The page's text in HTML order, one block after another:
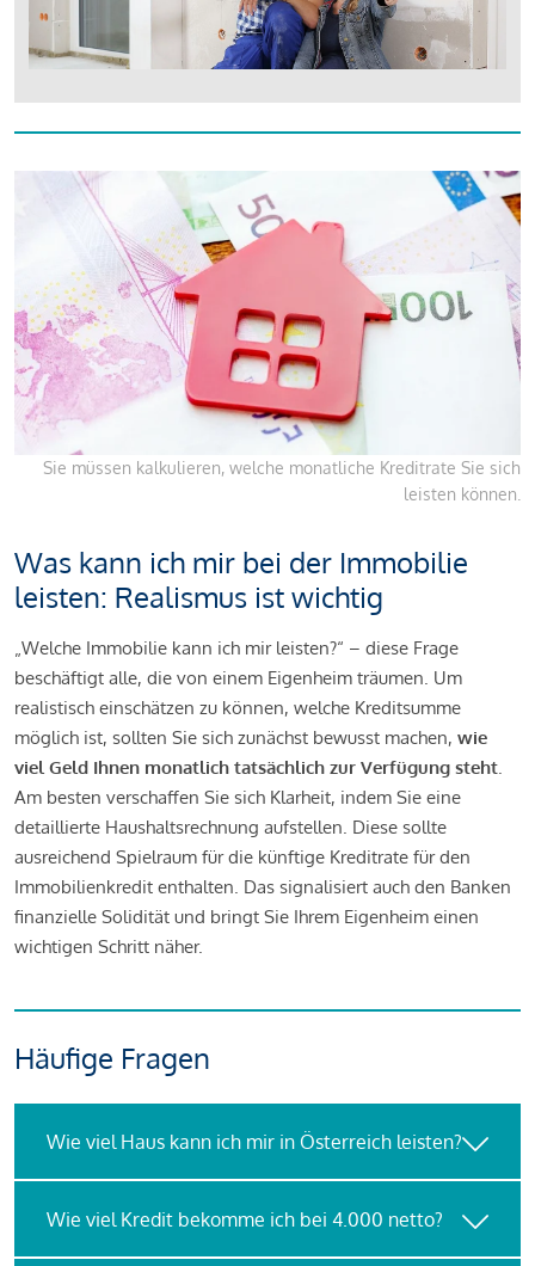
Sie müssen kalkulieren, welche monatliche Kreditrate Sie sich
leisten können.
Was kann ich mir bei der Immobilie
leisten: Realismus ist wichtig
„Welche Immobilie kann ich mir leisten?“ – diese Frage
beschäftigt alle, die von einem Eigenheim träumen. Um
realistisch einschätzen zu können, welche Kreditsumme
möglich ist, sollten Sie sich zunächst bewusst machen, wie
viel Geld Ihnen monatlich tatsächlich zur Verfügung steht.
Am besten verschaffen Sie sich Klarheit, indem Sie eine
detaillierte Haushaltsrechnung aufstellen. Diese sollte
ausreichend Spielraum für die künftige Kreditrate für den
Immobilienkredit enthalten. Das signalisiert auch den Banken
finanzielle Solidität und bringt Sie Ihrem Eigenheim einen
wichtigen Schritt näher.
Häufige Fragen
Wie viel Haus kann ich mir in Österreich leisten?
Wie viel Kredit bekomme ich bei 4.000 netto?